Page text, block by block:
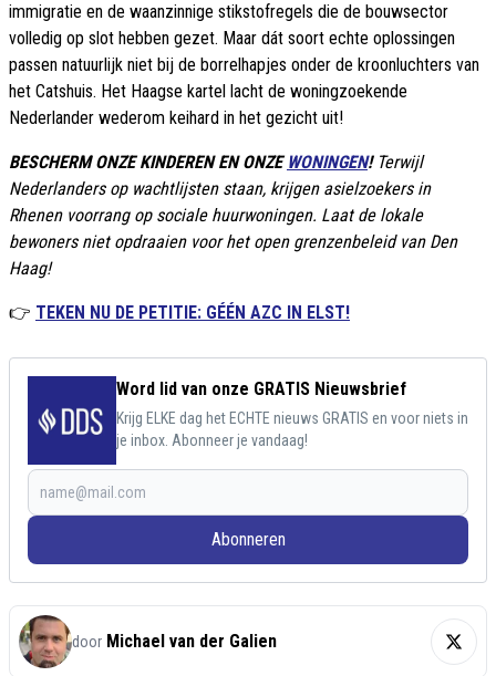
immigratie en de waanzinnige stikstofregels die de bouwsector
volledig op slot hebben gezet. Maar dát soort echte oplossingen
passen natuurlijk niet bij de borrelhapjes onder de kroonluchters van
het Catshuis. Het Haagse kartel lacht de woningzoekende
Nederlander wederom keihard in het gezicht uit!
BESCHERM ONZE KINDEREN EN ONZE WONINGEN! Terwijl
Nederlanders op wachtlijsten staan, krijgen asielzoekers in
Rhenen voorrang op sociale huurwoningen. Laat de lokale
bewoners niet opdraaien voor het open grenzenbeleid van Den
Haag!
👉 TEKEN NU DE PETITIE: GÉÉN AZC IN ELST!
Word lid van onze GRATIS Nieuwsbrief
Krijg ELKE dag het ECHTE nieuws GRATIS en voor niets in
je inbox. Abonneer je vandaag!
Abonneren
door Michael van der Galien